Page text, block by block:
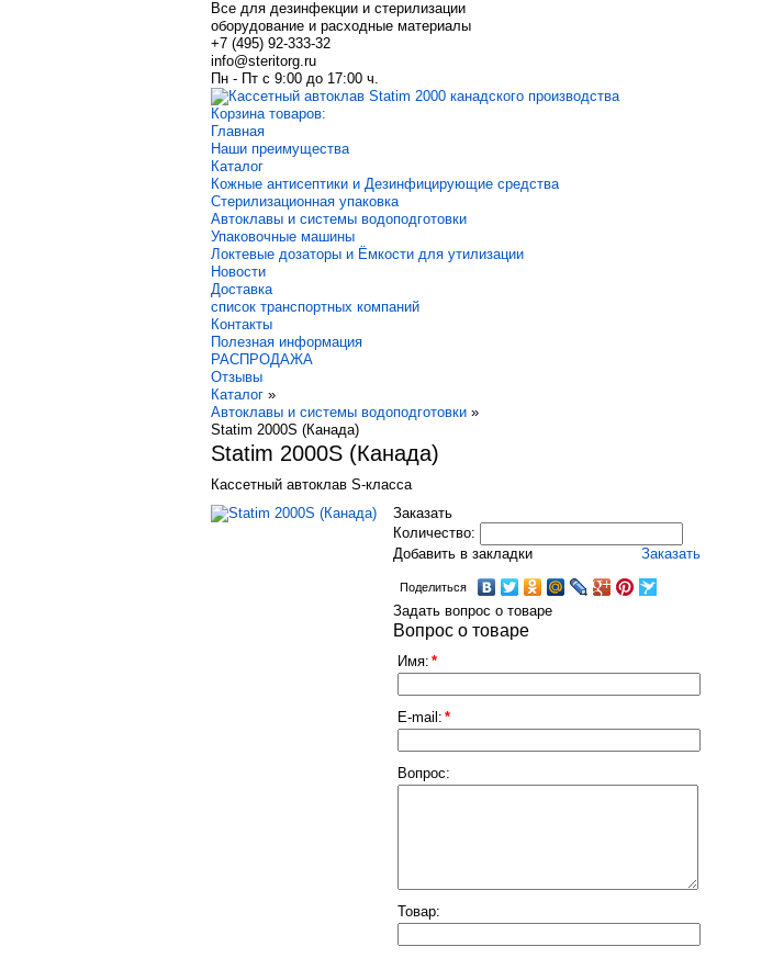
Все для дезинфекции и стерилизации
оборудование и расходные материалы
+7 (495) 92-333-32
info@steritorg.ru
Пн - Пт с 9:00 до 17:00 ч.
Корзина товаров:
Главная
Наши преимущества
Каталог
Кожные антисептики и Дезинфицирующие средства
Стерилизационная упаковка
Автоклавы и системы водоподготовки
Упаковочные машины
Локтевые дозаторы и Ёмкости для утилизации
Новости
Доставка
список транспортных компаний
Контакты
Полезная информация
РАСПРОДАЖА
Отзывы
Каталог »
Автоклавы и системы водоподготовки »
Statim 2000S (Канада)
Statim 2000S (Канада)
Кассетный автоклав S-класса
Заказать
Количество:
Заказать
Добавить в закладки
Поделиться
Задать вопрос о товаре
Вопрос о товаре
Имя: *
E-mail: *
Вопрос:
Товар: